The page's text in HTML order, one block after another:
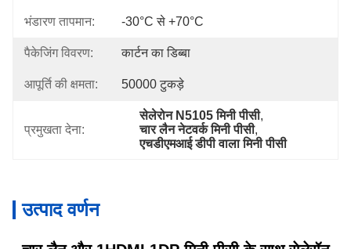
भंडारण तापमान: -30°C से +70°C
पैकेजिंग विवरण: कार्टन का डिब्बा
आपूर्ति की क्षमता: 50000 टुकड़े
प्रमुखता देना:
सेलेरोन N5105 मिनी पीसी,
चार लैन नेटवर्क मिनी पीसी,
एचडीएमआई डीपी वाला मिनी पीसी
उत्पाद वर्णन